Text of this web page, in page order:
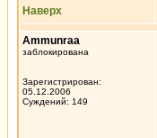
Наверх
Ammunraa
заблокирована
Зарегистрирован:
05.12.2006
Суждений: 149